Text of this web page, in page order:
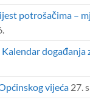
potrošačima –
događanja
vijeća 27.